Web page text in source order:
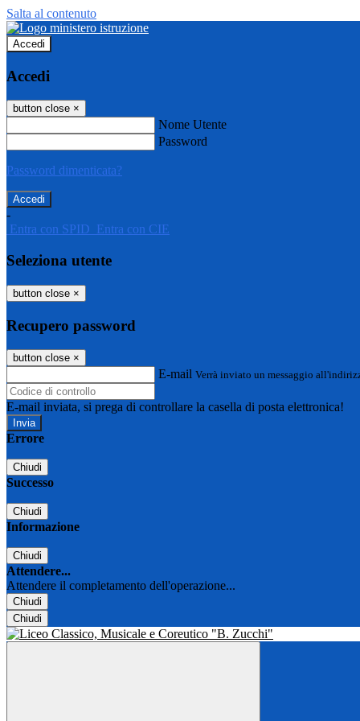
Salta al contenuto
Accedi
Accedi
button close ×
Nome Utente
Password
Password dimenticata?
-
Entra con SPID Entra con CIE
Seleziona utente
button close ×
Recupero password
button close ×
E-mail Verrà inviato un messaggio
E-mail inviata, si prega di controllare la casella di posta elettronica!
Errore
Chiudi
Successo
Chiudi
Informazione
Chiudi
Attendere...
Attendere il completamento dell'operazione...
Chiudi
Chiudi